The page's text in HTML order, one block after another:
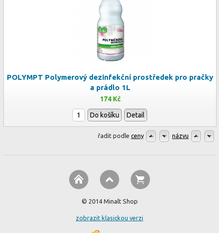
POLYMPT Polymerový dezinfekční prostředek pro pračky
a prádlo 1L
174 Kč
Do košíku Detail
řadit podle ceny názvu
© 2014 Minalt Shop
zobrazit klasickou verzi